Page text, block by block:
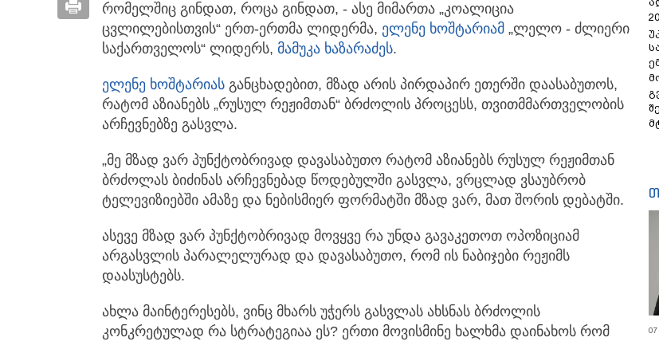
რომელშიც გინდათ, როცა გინდათ, - ასე მიმართა „კოალიცია
ცვლილებისთვის“ ერთ-ერთმა ლიდერმა, ელენე ხოშტარიამ „ლელო - ძლიერი
საქართველოს“ ლიდერს, მამუკა ხაზარაძეს.
ელენე ხოშტარიას განცხადებით, მზად არის პირდაპირ ეთერში დაასაბუთოს,
რატომ აზიანებს „რუსულ რეჟიმთან“ ბრძოლის პროცესს, თვითმმართველობის
არჩევნებზე გასვლა.
„მე მზად ვარ პუნქტობრივად დავასაბუთო რატომ აზიანებს რუსულ რეჟიმთან
ბრძოლას ბიძინას არჩევნებად წოდებულში გასვლა, ვრცლად ვსაუბრობ
ტელევიზიებში ამაზე და ნებისმიერ ფორმატში მზად ვარ, მათ შორის დებატში.
ასევე მზად ვარ პუნქტობრივად მოვყვე რა უნდა გავაკეთოთ ოპოზიციამ
არგასვლის პარალელურად და დავასაბუთო, რომ ის ნაბიჯები რეჟიმს
დაასუსტებს.
ახლა მაინტერესებს, ვინც მხარს უჭერს გასვლას ახსნას ბრძოლის
კონკრეტულად რა სტრატეგიაა ეს? ერთი მოვისმინე ხალხმა დაინახოს რომ